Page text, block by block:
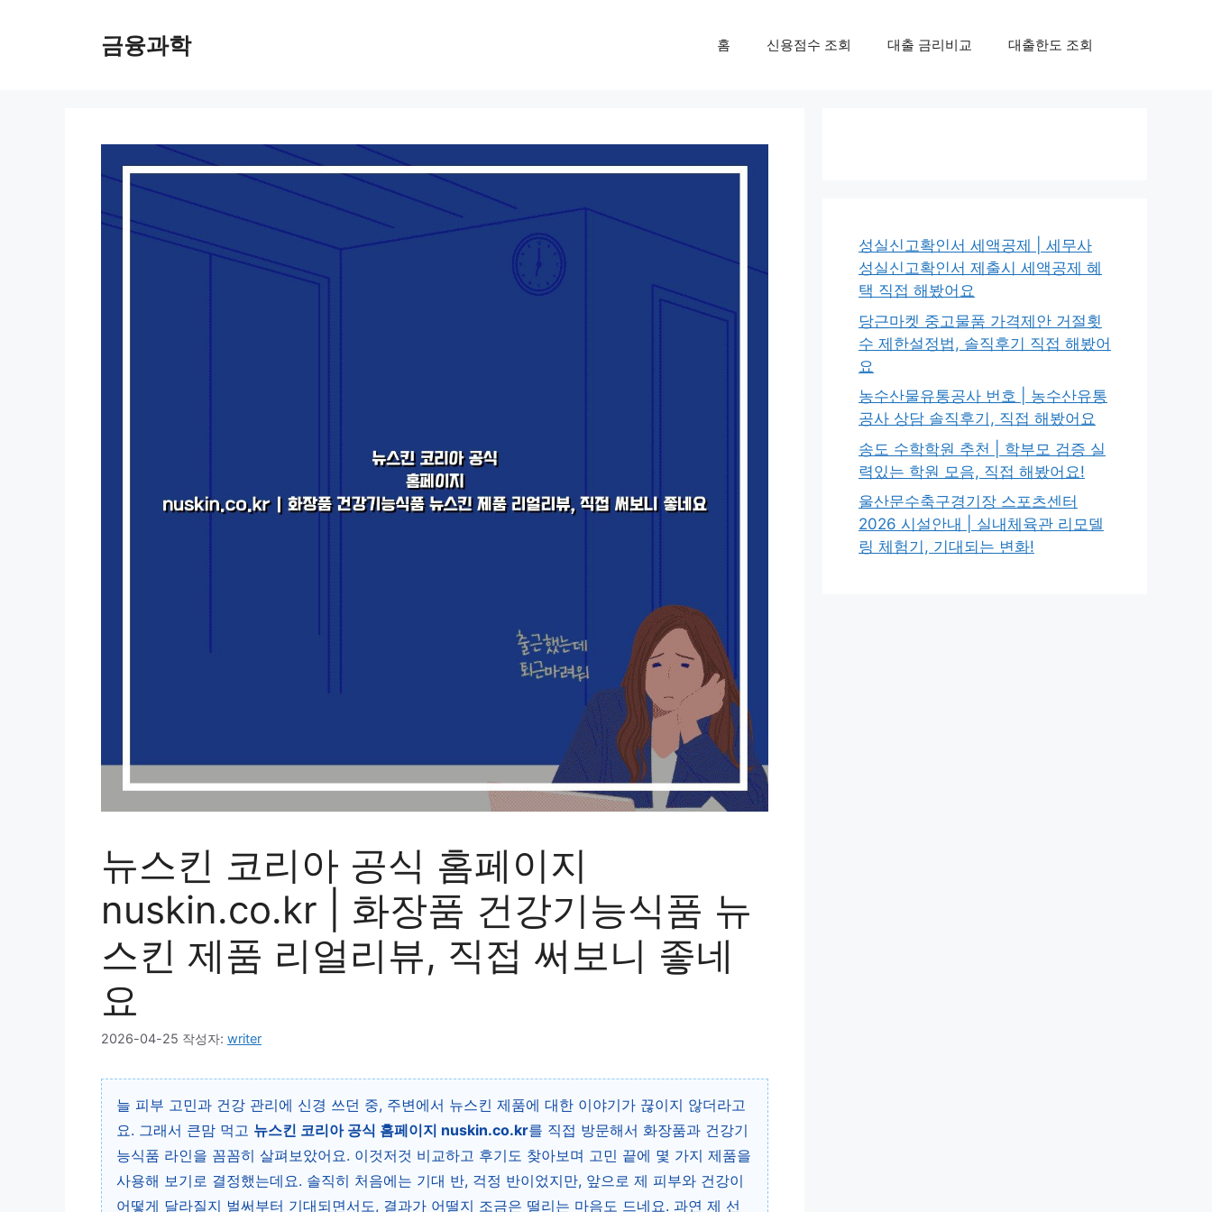
금융과학 홈 신용점수 조회 대출 금리비교 대출한도 조회
뉴스킨 코리아 공식 홈페이지
nuskin.co.kr | 화장품 건강기능식품 뉴
스킨 제품 리얼리뷰, 직접 써보니 좋네
요
2026-04-25 작성자: writer
늘 피부 고민과 건강 관리에 신경 쓰던 중, 주변에서 뉴스킨 제품에 대한 이야기가 끊이지 않더라고
요. 그래서 큰맘 먹고 뉴스킨 코리아 공식 홈페이지 nuskin.co.kr를 직접 방문해서 화장품과 건강기
능식품 라인을 꼼꼼히 살펴보았어요. 이것저것 비교하고 후기도 찾아보며 고민 끝에 몇 가지 제품을
사용해 보기로 결정했는데요. 솔직히 처음에는 기대 반, 걱정 반이었지만, 앞으로 제 피부와 건강이
어떻게 달라질지 벌써부터 기대되면서도, 결과가 어떨지 조금은 떨리는 마음도 드네요. 과연 제 선
성실신고확인서 세액공제 | 세무사
성실신고확인서 제출시 세액공제 혜
택 직접 해봤어요
당근마켓 중고물품 가격제안 거절횟
수 제한설정법, 솔직후기 직접 해봤어
요
농수산물유통공사 번호 | 농수산유통
공사 상담 솔직후기, 직접 해봤어요
송도 수학학원 추천 | 학부모 검증 실
력있는 학원 모음, 직접 해봤어요!
울산문수축구경기장 스포츠센터
2026 시설안내 | 실내체육관 리모델
링 체험기, 기대되는 변화!